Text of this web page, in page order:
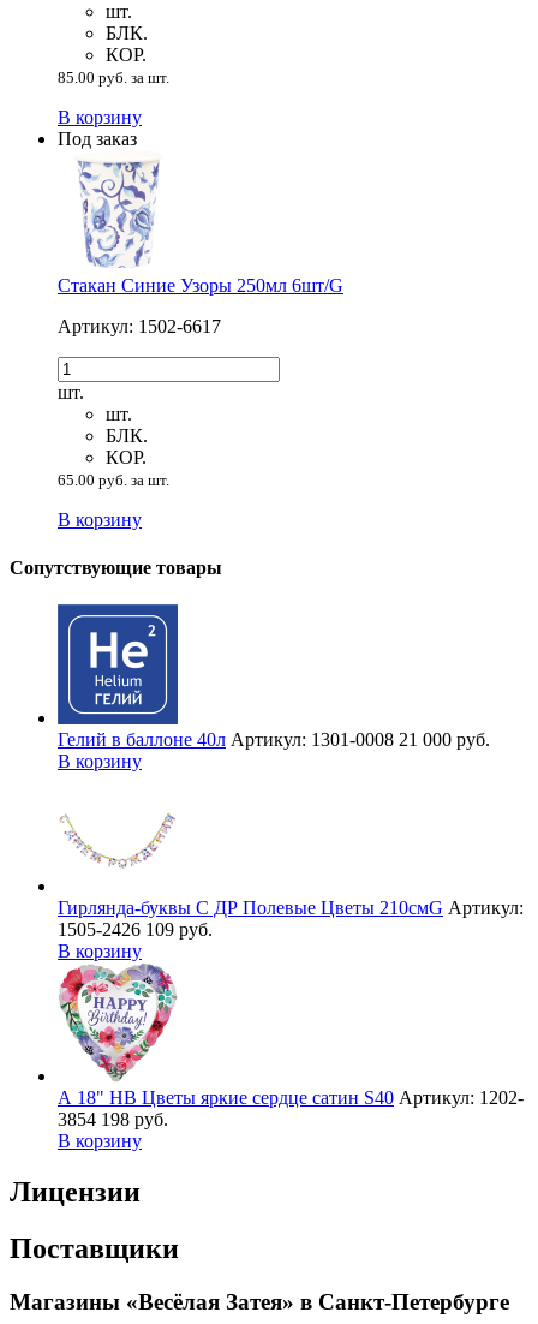
шт.
БЛК.
КОР.
85.00 руб. за шт.
В корзину
Под заказ
Стакан Синие Узоры 250мл 6шт/G
Артикул: 1502-6617
шт.
шт.
БЛК.
КОР.
65.00 руб. за шт.
В корзину
Сопутствующие товары
Гелий в баллоне 40л Артикул: 1301-0008 21 000 руб.
В корзину
Гирлянда-буквы С ДР Полевые Цветы 210смG Артикул:
1505-2426 109 руб.
В корзину
А 18" HB Цветы яркие сердце сатин S40 Артикул: 1202-
3854 198 руб.
В корзину
Лицензии
Поставщики
Магазины «Весёлая Затея» в Санкт-Петербурге